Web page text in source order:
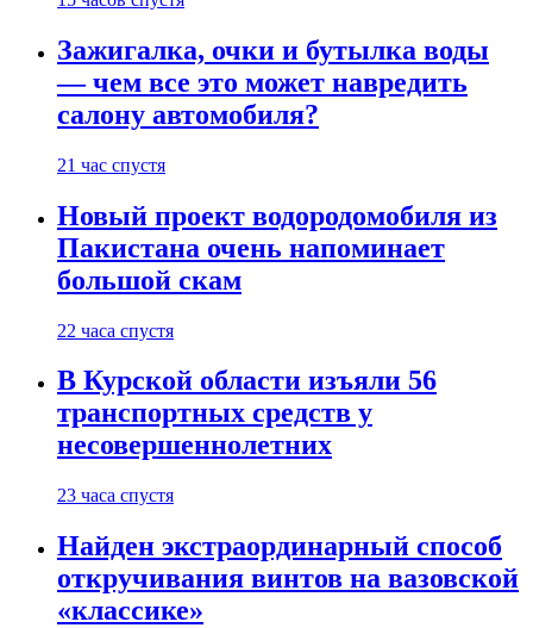
Зажигалка, очки и бутылка воды
— чем все это может навредить
салону автомобиля?
21 час спустя
Новый проект водородомобиля из
Пакистана очень напоминает
большой скам
22 часа спустя
В Курской области изъяли 56
транспортных средств у
несовершеннолетних
23 часа спустя
Найден экстраординарный способ
откручивания винтов на вазовской
«классике»